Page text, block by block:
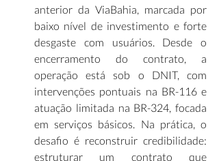
anterior da ViaBahia, marcada por
baixo nível de investimento e forte
desgaste com usuários. Desde o
encerramento do contrato, a
operação está sob o DNIT, com
intervenções pontuais na BR-116 e
atuação limitada na BR-324, focada
em serviços básicos. Na prática, o
desafio é reconstruir credibilidade:
estruturar um contrato que